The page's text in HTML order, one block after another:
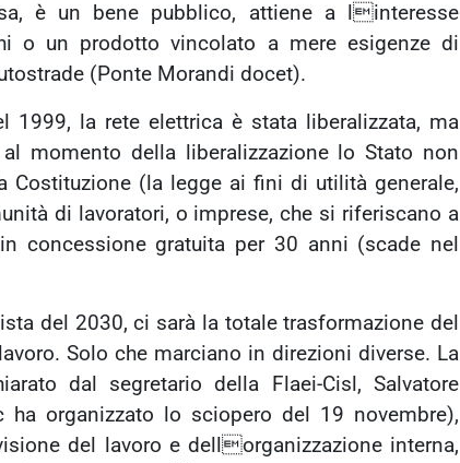
è un bene pubblico, attiene a linteresse
o un prodotto vincolato a mere esigenze di
(Ponte Morandi docet).
1999, la rete elettrica è stata liberalizzata, ma
momento della liberalizzazione lo Stato non
(la legge ai fini di utilità generale,
di lavoratori, o imprese, che si riferiscano a
concessione gratuita per 30 anni (scade nel
del 2030, ci sarà la totale trasformazione del
Solo che marciano in direzioni diverse. La
dal segretario della Flaei-Cisl, Salvatore
organizzato lo sciopero del 19 novembre),
del lavoro e dellorganizzazione interna,